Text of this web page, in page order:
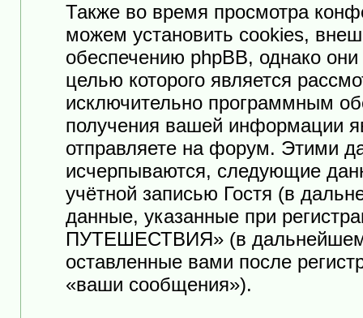
Также во время просмотра
можем установить cookies,
обеспечению phpBB, однако
целью которого является
исключительно программным
получения вашей информации
отправляете на форум. Этими
исчерпываются, следующие
учётной записью Гостя (в
данные, указанные при
ПУТЕШЕСТВИЯ» (в дальнейшем
оставленные вами после
«ваши сообщения»).